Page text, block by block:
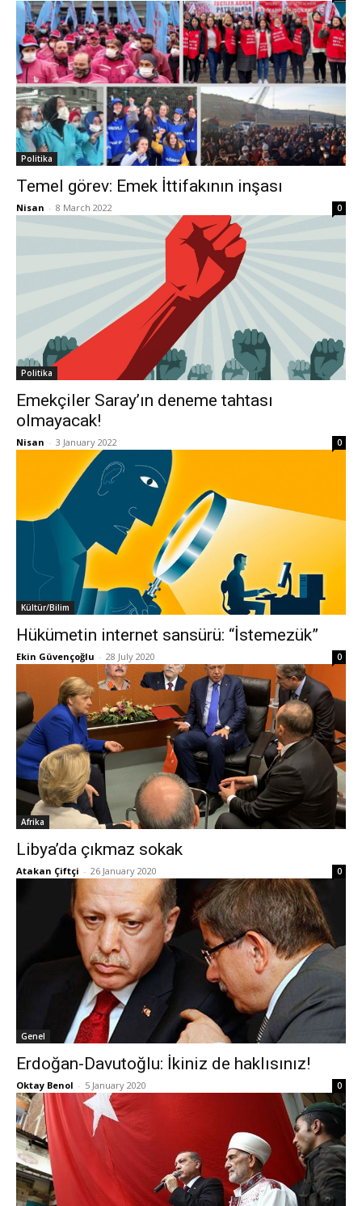
Politika
Temel görev: Emek İttifakının inşası
Nisan - 8 March 2022 0
Politika
Emekçiler Saray’ın deneme tahtası
olmayacak!
Nisan - 3 January 2022 0
Kültür/Bilim
Hükümetin internet sansürü: “İstemezük”
Ekin Güvençoğlu - 28 July 2020 0
Afrika
Libya’da çıkmaz sokak
Atakan Çiftçi - 26 January 2020 0
Genel
Erdoğan-Davutoğlu: İkiniz de haklısınız!
Oktay Benol - 5 January 2020 0